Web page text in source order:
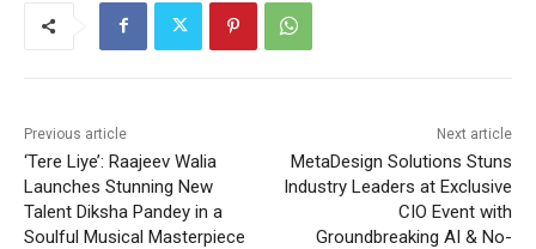
Previous article
‘Tere Liye’: Raajeev Walia
Launches Stunning New
Talent Diksha Pandey in a
Soulful Musical Masterpiece
Next article
MetaDesign Solutions Stuns
Industry Leaders at Exclusive
CIO Event with
Groundbreaking AI & No-